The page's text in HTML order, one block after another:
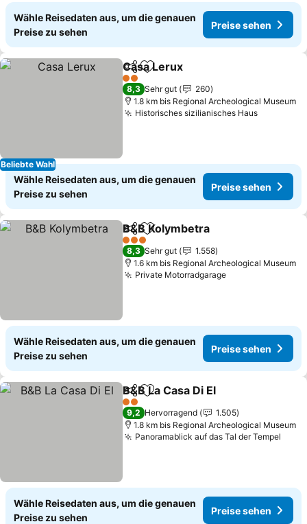
Wähle Reisedaten aus, um die genauen
Preise zu sehen
Preise sehen
Beliebte Wahl
TeilenZu Favoriten hinzufügen
Casa Lerux
2 Sterne
8,3 Sehr gut
260
1.8 km bis Regional Archeological Museum
Historisches sizilianisches Haus
Wähle Reisedaten aus, um die genauen
Preise zu sehen
Preise sehen
TeilenZu Favoriten hinzufügen
B&B Kolymbetra
3 Sterne
8,3 Sehr gut
1.558
1.6 km bis Regional Archeological Museum
Private Motorradgarage
Wähle Reisedaten aus, um die genauen
Preise zu sehen
Preise sehen
TeilenZu Favoriten hinzufügen
B&B La Casa Di El
2 Sterne
9,2 Hervorragend
1.505
1.8 km bis Regional Archeological Museum
Panoramablick auf das Tal der Tempel
Wähle Reisedaten aus, um die genauen
Preise zu sehen
Preise sehen